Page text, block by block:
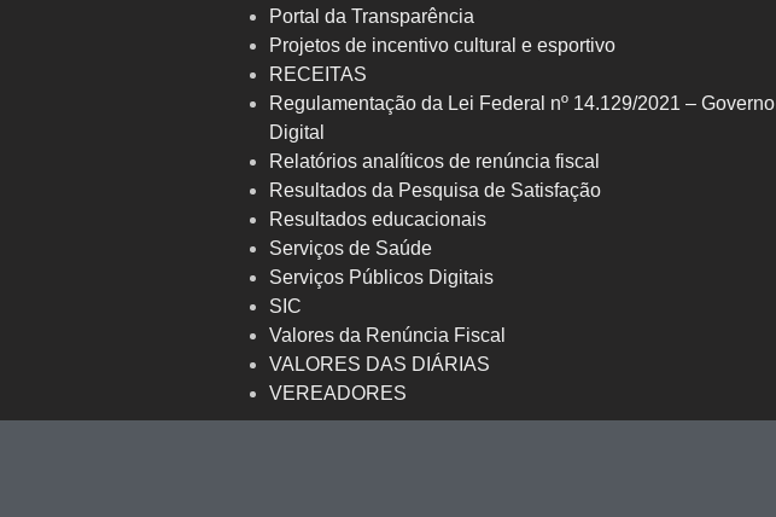
Portal da Transparência
Projetos de incentivo cultural e esportivo
RECEITAS
Regulamentação da Lei Federal nº 14.129/2021 – Governo
Digital
Relatórios analíticos de renúncia fiscal
Resultados da Pesquisa de Satisfação
Resultados educacionais
Serviços de Saúde
Serviços Públicos Digitais
SIC
Valores da Renúncia Fiscal
VALORES DAS DIÁRIAS
VEREADORES